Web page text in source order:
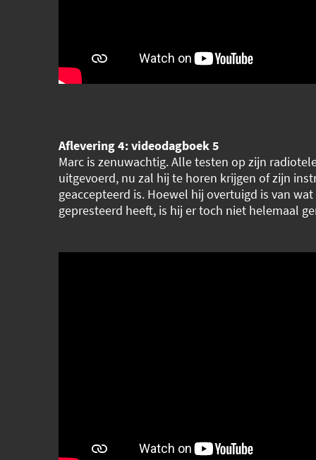
Aflevering 4: videodagboek 5
Marc is zenuwachtig. Alle testen op zijn
uitgevoerd, nu zal hij te horen krijgen of zijn
geaccepteerd is. Hoewel hij overtuigd is van
gepresteerd heeft, is hij er toch niet helemaal